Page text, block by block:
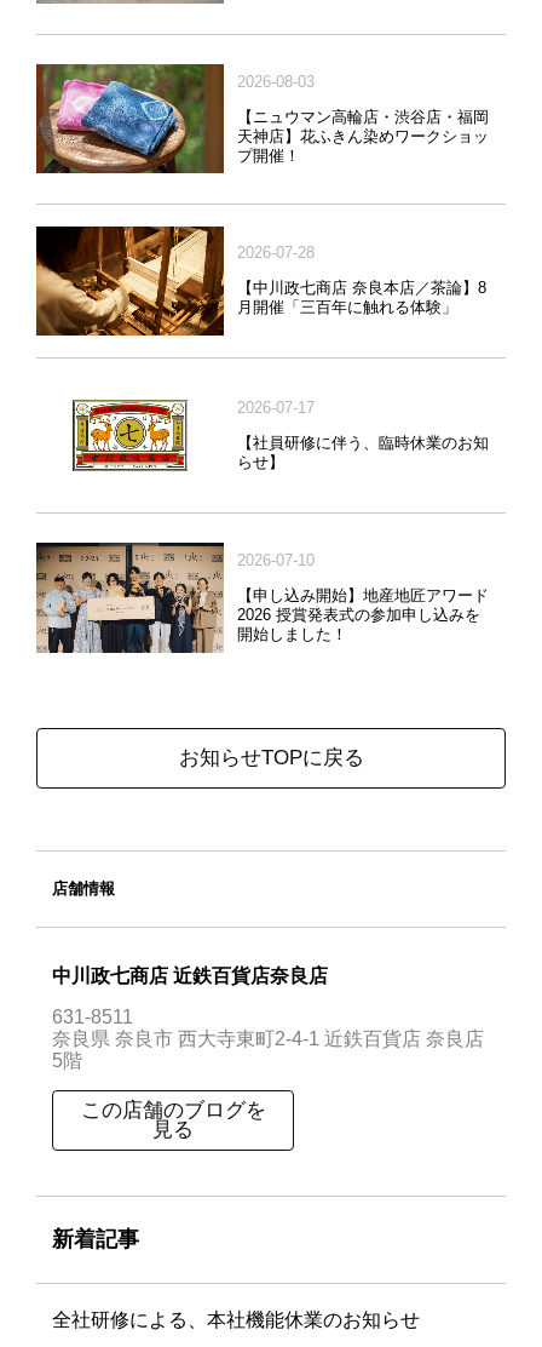
2026-08-03
【ニュウマン高輪店・渋谷店・福岡
天神店】花ふきん染めワークショッ
プ開催！
2026-07-28
【中川政七商店 奈良本店／茶論】8
月開催「三百年に触れる体験」
2026-07-17
【社員研修に伴う、臨時休業のお知
らせ】
2026-07-10
【申し込み開始】地産地匠アワード
2026 授賞発表式の参加申し込みを
開始しました！
お知らせTOPに戻る
店舗情報
中川政七商店 近鉄百貨店奈良店
631-8511
奈良県 奈良市 西大寺東町2-4-1 近鉄百貨店 奈良店
5階
この店舗のブログを
見る
新着記事
全社研修による、本社機能休業のお知らせ